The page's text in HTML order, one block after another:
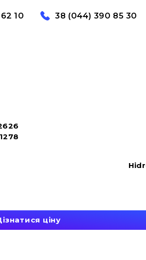
10 38 (044) 390 85 30
ціну